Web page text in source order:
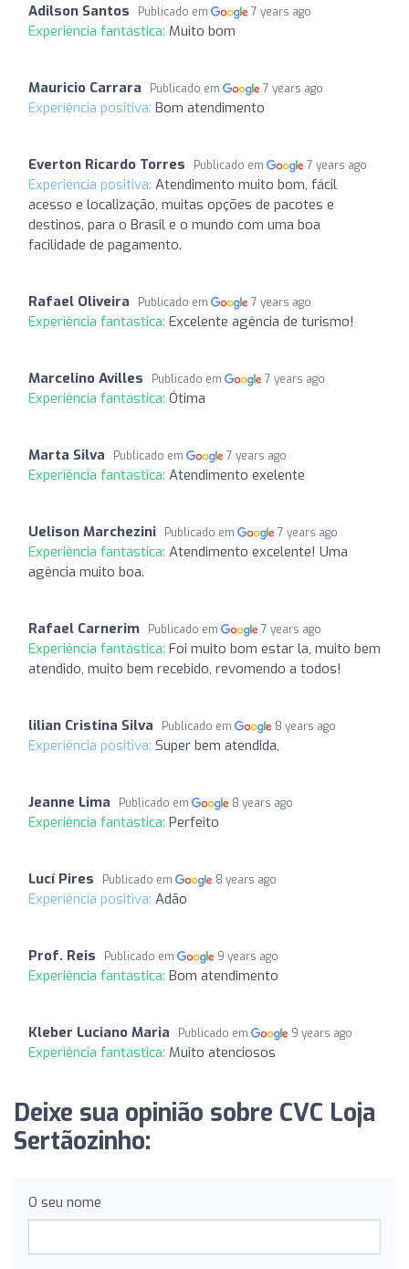
Adilson Santos Publicado em 7 years ago
Experiência fantástica: Muito bom
Mauricio Carrara Publicado em 7 years ago
Experiência positiva: Bom atendimento
Everton Ricardo Torres Publicado em 7 years ago
Experiência positiva: Atendimento muito bom, fácil
acesso e localização, muitas opções de pacotes e
destinos, para o Brasil e o mundo com uma boa
facilidade de pagamento.
Rafael Oliveira Publicado em 7 years ago
Experiência fantástica: Excelente agência de turismo!
Marcelino Avilles Publicado em 7 years ago
Experiência fantástica: Ótima
Marta Silva Publicado em 7 years ago
Experiência fantástica: Atendimento exelente
Uelison Marchezini Publicado em 7 years ago
Experiência fantástica: Atendimento excelente! Uma
agência muito boa.
Rafael Carnerim Publicado em 7 years ago
Experiência fantástica: Foi muito bom estar la, muito bem
atendido, muito bem recebido, revomendo a todos!
lilian Cristina Silva Publicado em 8 years ago
Experiência positiva: Super bem atendida,
Jeanne Lima Publicado em 8 years ago
Experiência fantástica: Perfeito
Lucí Pires Publicado em 8 years ago
Experiência positiva: Adão
Prof. Reis Publicado em 9 years ago
Experiência fantástica: Bom atendimento
Kleber Luciano Maria Publicado em 9 years ago
Experiência fantástica: Muito atenciosos
Deixe sua opinião sobre CVC Loja
Sertãozinho:
O seu nome